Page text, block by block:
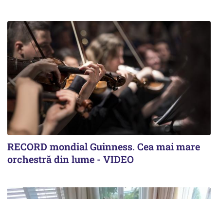
RECORD mondial Guinness. Cea mai mare
orchestră din lume - VIDEO